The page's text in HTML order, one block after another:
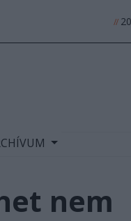
//
nem